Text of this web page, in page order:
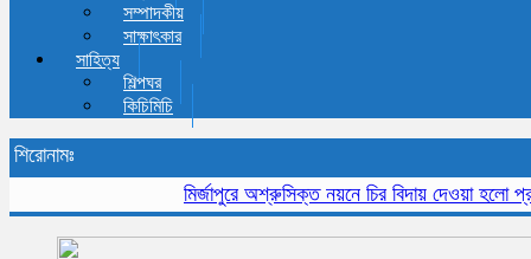
সম্পাদকীয়
সাক্ষাৎকার
সাহিত্য
শিল্পঘর
কিচিমিচি
শিরোনামঃ
মির্জাপুরে অশ্রুসিক্ত নয়নে চির বিদায় দেওয়া হলো প্রবীন